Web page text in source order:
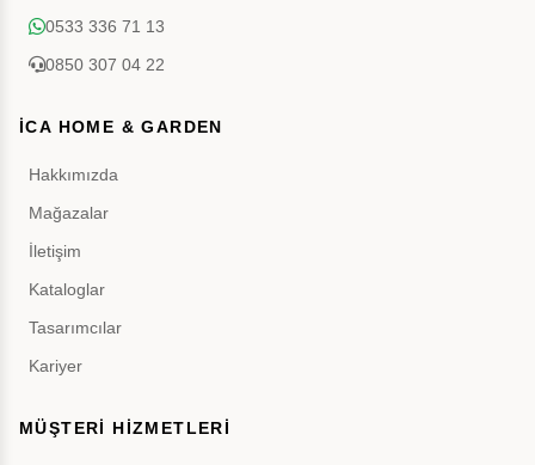
0533 336 71 13
0850 307 04 22
İCA HOME & GARDEN
Hakkımızda
Mağazalar
İletişim
Kataloglar
Tasarımcılar
Kariyer
MÜŞTERİ HİZMETLERİ